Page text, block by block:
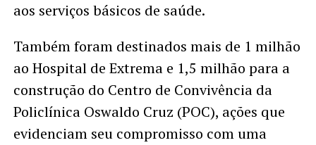
aos serviços básicos de saúde.
Também foram destinados mais de 1 milhão
ao Hospital de Extrema e 1,5 milhão para a
construção do Centro de Convivência da
Policlínica Oswaldo Cruz (POC), ações que
evidenciam seu compromisso com uma